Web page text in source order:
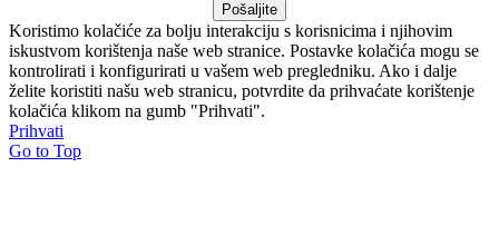
Pošaljite
Koristimo kolačiće za bolju interakciju s korisnicima i njihovim
iskustvom korištenja naše web stranice. Postavke kolačića mogu se
kontrolirati i konfigurirati u vašem web pregledniku. Ako i dalje
želite koristiti našu web stranicu, potvrdite da prihvaćate korištenje
kolačića klikom na gumb "Prihvati".
Prihvati
Go to Top